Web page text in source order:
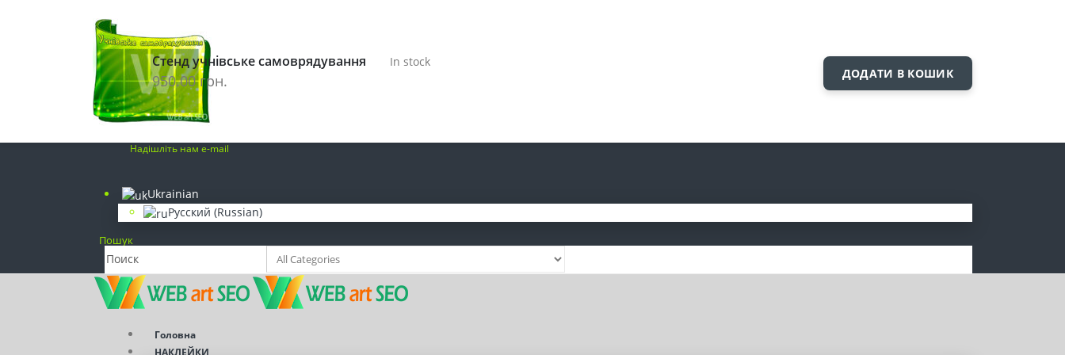
Наклейки на стіну
(093) 249-40-84
Розробка сайтів. SEO просування
info@webart-seo.com
Надішліть нам e-mail
Ukrainian
Русский (Russian)
Пошук
Головна
Стенд учнівське самоврядування
950.00грн.
In stock
ДОДАТИ В КОШИК